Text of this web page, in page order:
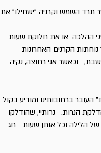
תרד השמש וקרניה "ישחילו" את
ההלכה או את חלוקת שעות
הקרנים האחרונות
וכאשר אני רחוצה, נקיה
ברחובותינו ומודיע בקול
הנרות. נרותיי, שהודלקו
הלילה וכל אותן שעות - חג